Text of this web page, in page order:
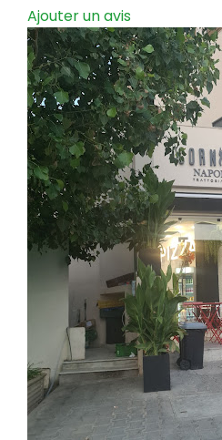
Ajouter un avis